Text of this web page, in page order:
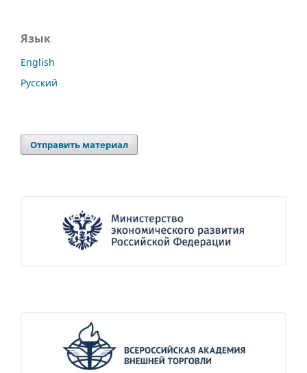
Язык
English
Русский
Отправить материал